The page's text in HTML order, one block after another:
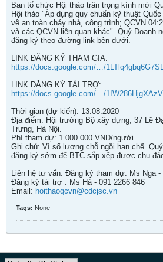
Ban tổ chức Hội thảo trân trọng kính mời
Hội thảo "Áp dụng quy chuẩn kỹ thuật
về an toàn cháy nhà, công trình; QCVN
và các QCVN liên quan khác". Quý Doanh
đăng ký theo đường link bên dưới.
LINK ĐĂNG KÝ THAM GIA:
https://docs.google.com/…/
LINK ĐĂNG KÝ TÀI TRỢ:
https://docs.google.com/…/
Thời gian (dự kiến): 13.08.2020
Địa điểm: Hội trường Bộ xây dựng, 37 Lê
Trưng, Hà Nội.
Phí tham dự: 1.000.000 VNĐ/người
Ghi chú: Vì số lượng chỗ ngồi hạn chế.
đăng ký sớm để BTC sắp xếp được chu
Liên hệ tư vấn: Đăng ký tham dự: Ms Nga -
Đăng ký tài trợ : Ms Hà - 091 2266 846
Email: hoithaoqcvn@cdcjsc.vn
Tags: None